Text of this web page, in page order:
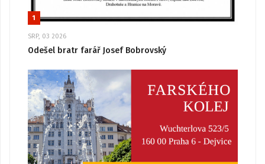
1
SRP, 03 2026
Odešel bratr farář Josef Bobrovský